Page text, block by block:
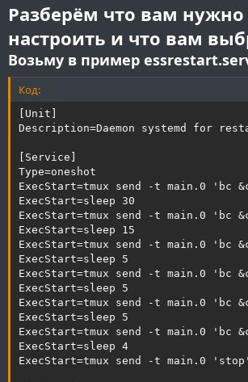
Разберём что вам нужно
настроить и что вам
Возьму в пример
Код:
[Unit]
Description=Daemon systemd for
[Service]
Type=oneshot
ExecStart=tmux send -t main.0 'bc
ExecStart=sleep 30
ExecStart=tmux send -t main.0 'bc
ExecStart=sleep 15
ExecStart=tmux send -t main.0 'bc
ExecStart=sleep 5
ExecStart=tmux send -t main.0 'bc
ExecStart=sleep 5
ExecStart=tmux send -t main.0 'bc
ExecStart=sleep 5
ExecStart=tmux send -t main.0 'bc
ExecStart=sleep 4
ExecStart=tmux send -t main.0 'stop'